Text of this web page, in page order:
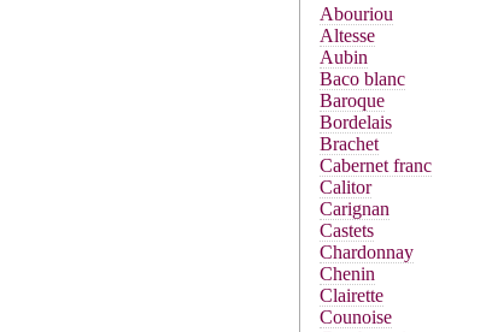
Abouriou
Altesse
Aubin
Baco blanc
Baroque
Bordelais
Brachet
Cabernet franc
Calitor
Carignan
Castets
Chardonnay
Chenin
Clairette
Counoise